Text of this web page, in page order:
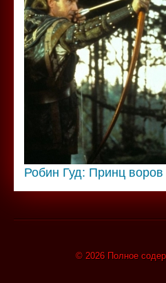
Робин Гуд: Принц воров
© 2026 Полное